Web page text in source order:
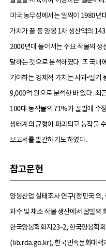
미국 농무성에서는 일찍이 1980년
가치가 꿀 등 양봉 1차 생산액의
2000년대 들어서는 주요 작물의 생
달하는 것으로 분석하였다. 또 국내
기여하는 경제적 가치는 사과•딸기
9,000억 원으로 분석한 바 있다. 최
100대 농작물의 71%가 꿀벌에 수
생태계의 균형이 파괴되고 농작물
보고서를 발간하기도 하였다.
참고문헌
양봉산업 실태조사 연구(정민국 외
과수 및 채소 작물 생산에서 꿀벌의
한국양봉학회지23-2, 한국양봉학
(lib.rda.go.kr), 한국민족문화대